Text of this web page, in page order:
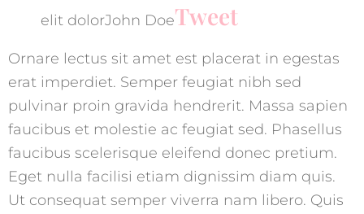
elit dolorJohn DoeTweet
Ornare lectus sit amet est placerat in egestas
erat imperdiet. Semper feugiat nibh sed
pulvinar proin gravida hendrerit. Massa sapien
faucibus et molestie ac feugiat sed. Phasellus
faucibus scelerisque eleifend donec pretium.
Eget nulla facilisi etiam dignissim diam quis.
Ut consequat semper viverra nam libero. Quis